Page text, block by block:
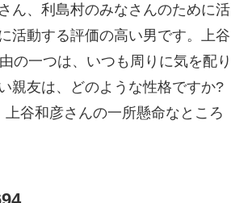
ん、利島村のみなさんのために活
活動する評価の高い男です。上谷
の一つは、いつも周りに気を配り
親友は、どのような性格ですか?
谷和彦さんの一所懸命なところ